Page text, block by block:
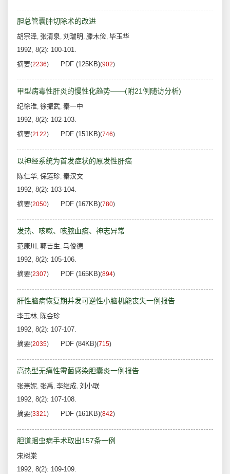
胆总管囊肿切除术的改进
胡宗泽, 张清泉, 刘瑞明 , 滕木俭, 毕玉华
1992, 8(2): 100-101.
摘要(2236) PDF (125KB)(902)
甲型病毒性肝炎的慢性化趋势——(附21例随访分析)
纪徐淮, 徐振武, 秦一中
1992, 8(2): 102-103.
摘要(2122) PDF (151KB)(746)
以神经系统为首发症状的原发性肝癌
陈仁华, 保莲珍, 秦汉文
1992, 8(2): 103-104.
摘要(2050) PDF (167KB)(780)
发热、咳嗽、咳脓血痰、神志异常
范康川 , 郭吉生, 马俊德
1992, 8(2): 105-106.
摘要(2307) PDF (165KB)(894)
肝性脑病恢复期并发可逆性小脑机能丧失一例报告
李玉林, 陈会珍
1992, 8(2): 107-107.
摘要(2035) PDF (84KB)(715)
高热型无痛性霉菌感染胆囊炎一例报告
张燕妮, 张禹, 李继成, 刘小联
1992, 8(2): 107-108.
摘要(3321) PDF (161KB)(842)
胆道蛔虫病手术取出157条一例
宋树棠
1992, 8(2): 109-109.